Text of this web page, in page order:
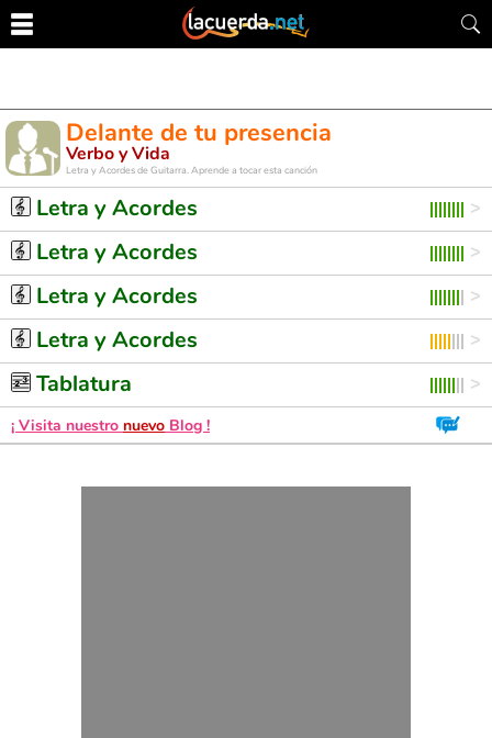
Delante de tu presencia
Verbo y Vida
Letra y Acordes de Guitarra. Aprende a tocar esta canción
Letra y Acordes
Letra y Acordes
Letra y Acordes
Letra y Acordes
Tablatura
¡ Visita nuestro nuevo Blog !